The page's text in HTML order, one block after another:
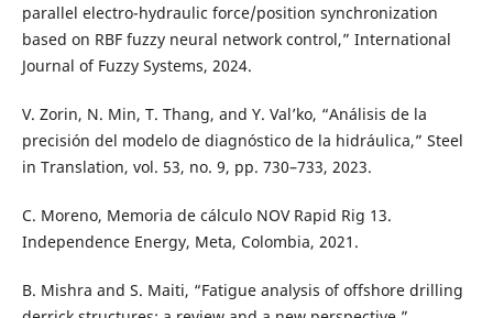
parallel electro-hydraulic force/position synchronization
based on RBF fuzzy neural network control,” International
Journal of Fuzzy Systems, 2024.
V. Zorin, N. Min, T. Thang, and Y. Val’ko, “Análisis de la
precisión del modelo de diagnóstico de la hidráulica,” Steel
in Translation, vol. 53, no. 9, pp. 730–733, 2023.
C. Moreno, Memoria de cálculo NOV Rapid Rig 13.
Independence Energy, Meta, Colombia, 2021.
B. Mishra and S. Maiti, “Fatigue analysis of offshore drilling